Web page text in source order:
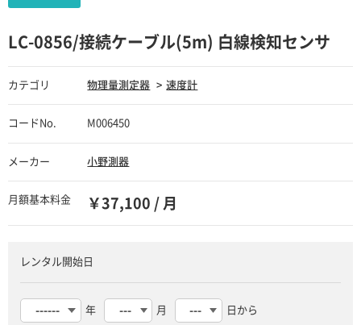
LC-0856/接続ケーブル(5m) 白線検知センサ
カテゴリ 物理量測定器 速度計
コードNo. M006450
メーカー 小野測器
月額基本料金 ￥37,100 / 月
レンタル開始日
年 月 日から